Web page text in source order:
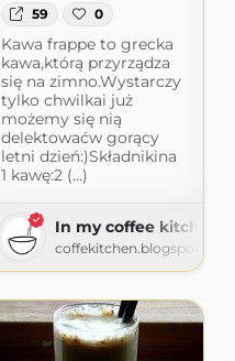
59 0
Kawa frappe to grecka
kawa,którą przyrządza
się na zimno.Wystarczy
tylko chwilkai już
możemy się nią
delektowaćw gorący
letni dzień:)Składnikina
1 kawę:2 (...)
In my coffee kitchen
coffekitchen.blogspot.com